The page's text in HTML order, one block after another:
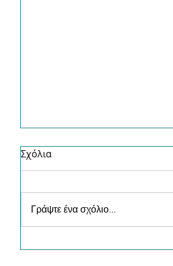
Η αλλαγή: το μονοπάτι για
Σχόλια
Γράψτε ένα σχόλιο...